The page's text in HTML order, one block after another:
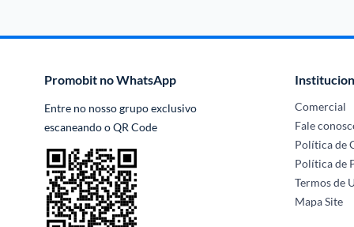
Promobit no WhatsApp
Entre no nosso grupo exclusivo
escaneando o QR Code
Comercial
Fale
Política de
Política de
Termos de
Mapa Site